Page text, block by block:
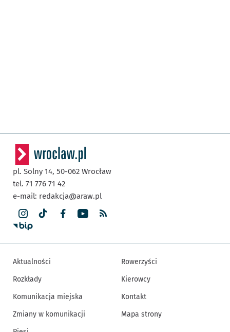
pl. Solny 14, 50-062 Wrocław
tel. 71 776 71 42
e-mail: redakcja@araw.pl
Aktualności
Rozkłady
Komunikacja miejska
Zmiany w komunikacji
Rowerzyści
Kierowcy
Kontakt
Mapa strony